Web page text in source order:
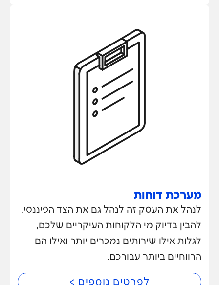
מערכת דוחות
לנהל את העסק זה לנהל גם את הצד הפיננסי.
להבין בדיוק מי הלקוחות העיקריים שלכם,
לגלות אילו שירותים נמכרים יותר ואילו הם
הרווחיים ביותר עבורכם.
לפרטים נוספים >